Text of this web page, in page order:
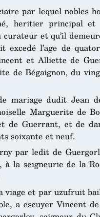
par lequel nobles
heritier principal et
et qu’il
excedé l’age de
et Alliette de
de Bégaignon, du
mariage dudit Jean
Marguerite de
de Guerrant, et de
soixante et neuf.
par ledit de
à la seigneurie de la
viage et par uzufruit
a escuyer Vincent